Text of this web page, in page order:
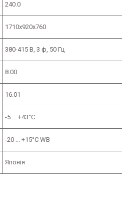
240.0
1710x920x760
380-415 В, 3 ф, 50 Гц
8.00
16.01
-5 ... +43°C
-20 ... +15°C WB
Японія